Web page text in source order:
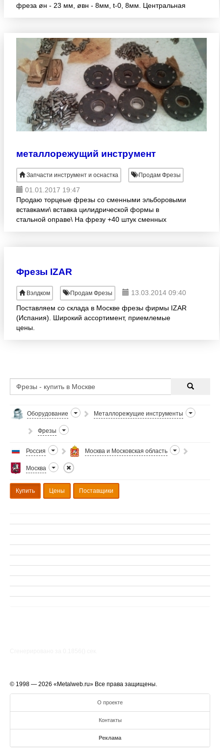
фреза øн - 23 мм, øвн - 8мм, t-0, 8мм. Центральная
металлорежущий инструмент
Запчасти инструмент и оснастка Продам Фрезы
01.01.2017 19:47
Продаю торцеые фрезы со сменными эльборовыми
вставками\ вставка цилидрической формы в
стальной оправе\ На фрезу +40 штук сменных
Фрезы IZAR
Вэлдком Продам Фрезы
13.03.2014 09:40
Поставляем со склада в Москве фрезы фирмы IZAR
(Испания). Широкий ассортимент, приемлемые
цены.
Оборудование Металлорежущие инструменты
Фрезы
Россия Москва и Московская область
Москва
Купить Цены Поставщики
© 1998 — 2026 «Metalweb.ru» Все права защищены.
О проекте
Контакты
Реклама